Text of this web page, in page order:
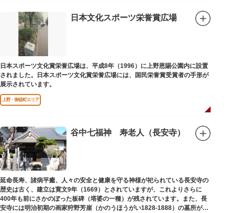
日本文化スポーツ栄誉賞広場
日本スポーツ文化賞栄誉広場は、平成8年（1996）に上野恩賜公園内に設置
されました。日本スポーツ文化賞栄誉広場には、国民栄誉賞受賞者の手形が
展示されています。
上野・御徒町エリア
谷中七福神 寿老人（長安寺）
延命長寿、諸病平癒、人々の安全と健康を守る神様が祀られている長安寺の
歴史は古く、建立は寛文9年（1669）とされていますが、これよりさらに
400年も前にさかのぼった板碑（塔婆の一種）が残されています。また、長
安寺には明治初期の画家狩野芳崖（かのうほうがい1828-1888）の墓所があ